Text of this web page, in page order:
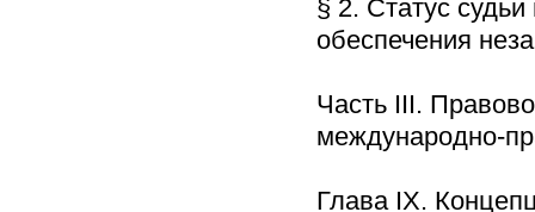
§ 2. Статус
обеспечения
Часть III.
международно-
Глава IX.